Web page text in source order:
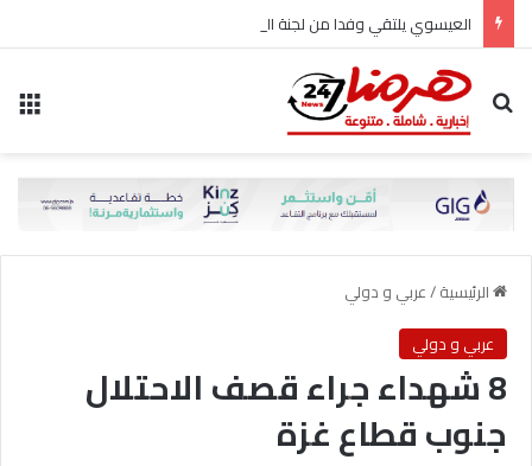
بحث عن
الرئيسية/عربي و دولي
عربي و دولي
8 شهداء جراء قصف الاحتلال
جنوب قطاع غزة